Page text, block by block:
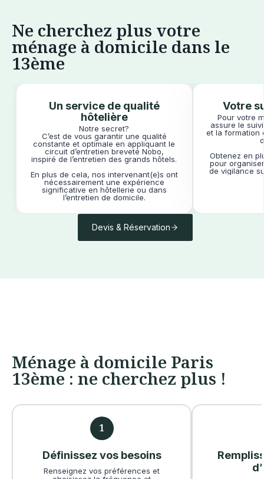
Ne cherchez plus votre
ménage à domicile dans le
13ème
Un service de qualité
hôtelière
Notre secret?
C’est de vous garantir une qualité
constante et optimale en appliquant le
circuit d’entretien breveté Nobo,
inspiré de l’entretien des grands hôtels.
En plus de cela, nos intervenant(e)s ont
nécessairement une expérience
significative en hôtellerie ou dans
l’entretien de domicile.
Votre
Pour votre
assure le
et la formation
Obtenez en
pour
de vigilance
Devis & Réservation
Ménage à domicile Paris
13ème : ne cherchez plus !
1
Définissez vos besoins
Renseignez vos préférences et